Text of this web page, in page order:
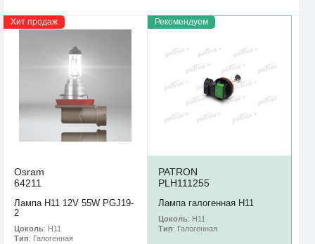
Хит продаж
Osram
64211
Лампа H11 12V 55W PGJ19-
2
Цоколь: H11
Тип: Галогенная
Рекомендуем
PATRON
PLH111255
Лампа галогенная H11
Цоколь: H11
Тип: Галогенная